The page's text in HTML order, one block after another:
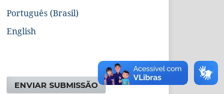
Português (Brasil)
English
ENVIAR SUBMISSÃO